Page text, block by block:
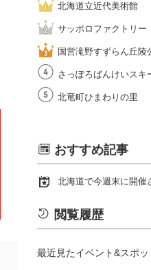
北海道立近代美術館
サッポロファクトリー
国営滝野すずらん丘陵
さっぽろばんけいスキ
北竜町ひまわりの里
おすすめ記事
北海道で今週末に開催
閲覧履歴
最近見たイベント&スポッ